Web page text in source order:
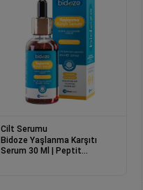
Cilt Serumu
Bidoze Yaşlanma Karşıtı
Serum 30 Ml | Peptit